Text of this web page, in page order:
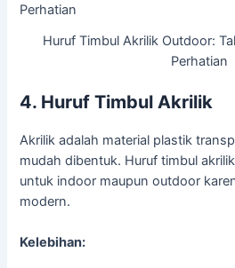
Huruf Timbul Akrilik Outdoor:
Perhatian
4. Huruf Timbul Akrilik
Akrilik adalah material plastik
mudah dibentuk. Huruf timbul
untuk indoor maupun outdoor
modern.
Kelebihan: